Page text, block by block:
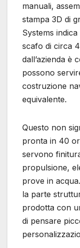
manuali,
stampa 3D di
Systems
scafo di circa
dall’azienda è
possono
costruzione
equivalente.
Questo non
pronta in 40
servono
propulsione,
prove in
la parte
prodotta con
di pensare